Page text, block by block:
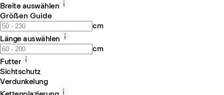
Breite auswählen
Größen Guide
cm
Länge auswählen
cm
Futter
Sichtschutz
Verdunkelung